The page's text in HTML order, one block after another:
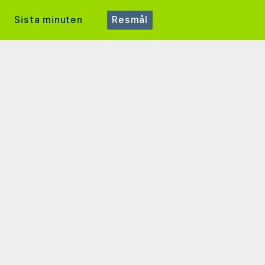
Sista minuten Resmål